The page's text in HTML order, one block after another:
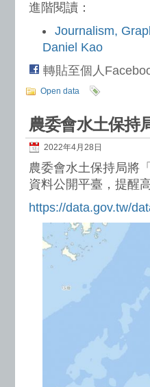
進階閱讀：
Journalism,
Daniel Kao
轉貼至個人
Open data
農委會水土保持
2022年4月28日
農委會水土保持局將
資料公開平臺，提醒
https://data.gov.tw/